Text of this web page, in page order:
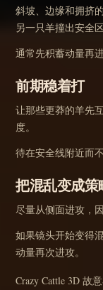
斜坡、边缘和拥挤
另一只羊撞出安全区
通常先积蓄动量再
前期稳着打
让那些更莽的羊先
度。
待在安全线附近而
把混乱变成策
尽量从侧面进攻，
如果镜头开始变得
动量再次进攻。
Crazy Cattle 3D 故